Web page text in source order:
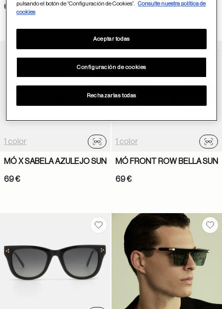
65 €
Guardar en favoritos
1 color
Probador virtual
MÓ X SABELA AZULEJO SUN
69 €
1 color
MÓ FRONT ROW BELLA SUN
69 €
Guardar en favoritos
pulsando el botón de “Configuración de Cookies”.
Consulte nuestra política de
cookies
Configuración de cookies
Rechazarlas todas
Aceptar todas